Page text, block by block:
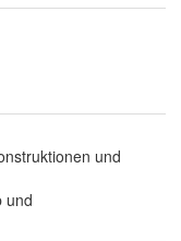
und
und